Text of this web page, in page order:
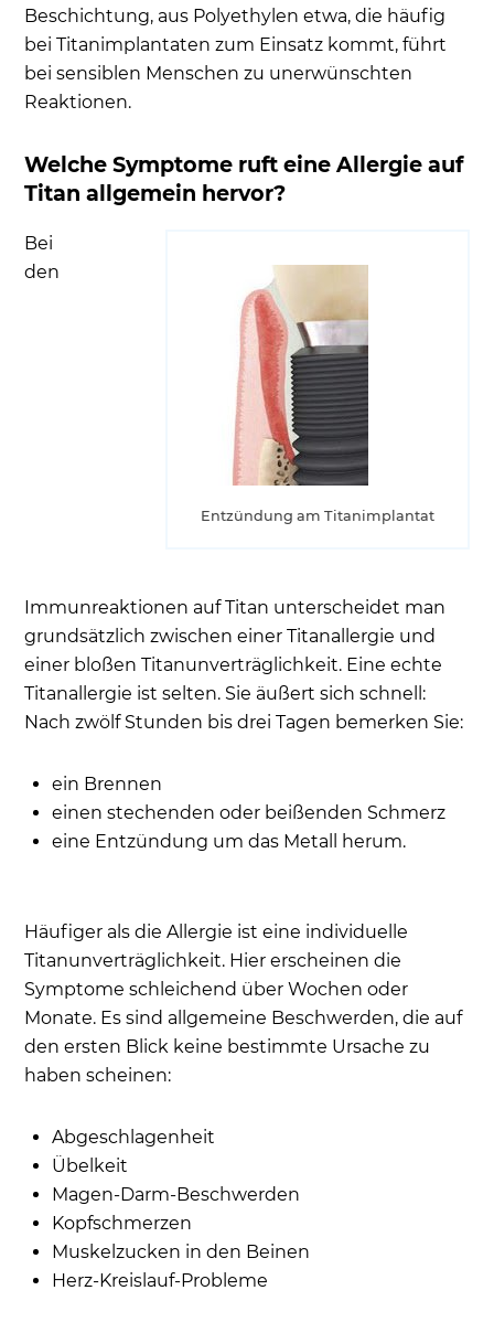
Beschichtung, aus Polyethylen etwa, die häufig
bei Titanimplantaten zum Einsatz kommt, führt
bei sensiblen Menschen zu unerwünschten
Reaktionen.
Welche Symptome ruft eine Allergie auf
Titan allgemein hervor?
Entzündung am Titanimplantat
Bei
den
Immunreaktionen auf Titan unterscheidet man
grundsätzlich zwischen einer Titanallergie und
einer bloßen Titanunverträglichkeit. Eine echte
Titanallergie ist selten. Sie äußert sich schnell:
Nach zwölf Stunden bis drei Tagen bemerken Sie:
ein Brennen
einen stechenden oder beißenden Schmerz
eine Entzündung um das Metall herum.
Häufiger als die Allergie ist eine individuelle
Titanunverträglichkeit. Hier erscheinen die
Symptome schleichend über Wochen oder
Monate. Es sind allgemeine Beschwerden, die auf
den ersten Blick keine bestimmte Ursache zu
haben scheinen:
Abgeschlagenheit
Übelkeit
Magen-Darm-Beschwerden
Kopfschmerzen
Muskelzucken in den Beinen
Herz-Kreislauf-Probleme